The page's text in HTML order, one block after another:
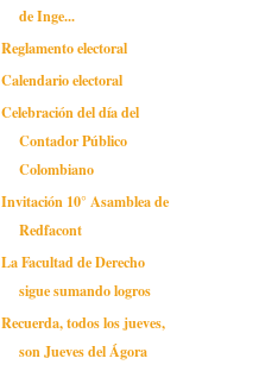
de Inge...
Reglamento electoral
Calendario electoral
Celebración del día del
Contador Público
Colombiano
Invitación 10° Asamblea de
Redfacont
La Facultad de Derecho
sigue sumando logros
Recuerda, todos los jueves,
son Jueves del Ágora